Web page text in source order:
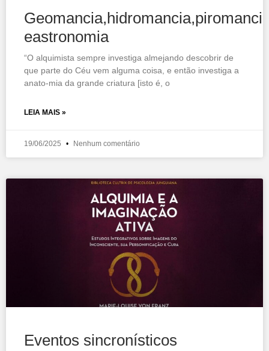
eastronomia
“O alquimista sempre investiga almejando descobrir de
que parte do Céu vem alguma coisa, e então investiga a
anato-mia da grande criatura [isto é, o
LEIA MAIS »
19/06/2025 Nenhum comentário
Eventos sincronísticos